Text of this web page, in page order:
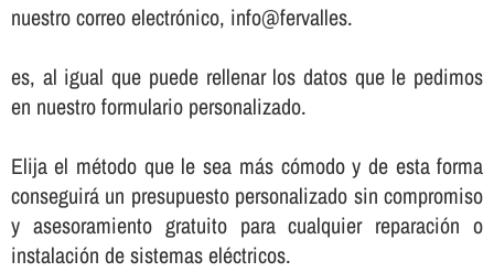
nuestro correo electrónico, info@fervalles.
es, al igual que puede rellenar los datos que le pedimos
en nuestro formulario personalizado.
Elija el método que le sea más cómodo y de esta forma
conseguirá un presupuesto personalizado sin compromiso
y asesoramiento gratuito para cualquier reparación o
instalación de sistemas eléctricos.